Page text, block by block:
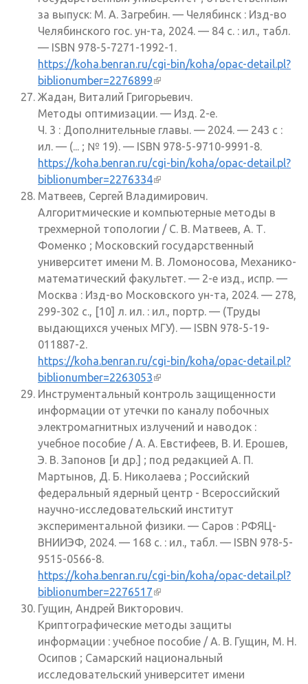
за выпуск: М. А. Загребин. — Челябинск : Изд-во
Челябинского гос. ун-та, 2024. — 84 с. : ил., табл.
— ISBN 978-5-7271-1992-1.
https://koha.benran.ru/cgi-bin/koha/opac-detail.pl?
biblionumber=2276899(внешняя ссылка)
Жадан, Виталий Григорьевич.
Методы оптимизации. — Изд. 2-е.
Ч. 3 : Дополнительные главы. — 2024. — 243 с :
ил. — (... ; № 19). — ISBN 978-5-9710-9991-8.
https://koha.benran.ru/cgi-bin/koha/opac-detail.pl?
biblionumber=2276334(внешняя ссылка)
Матвеев, Сергей Владимирович.
Алгоритмические и компьютерные методы в
трехмерной топологии / С. В. Матвеев, А. Т.
Фоменко ; Московский государственный
университет имени М. В. Ломоносова, Механико-
математический факультет. — 2-е изд., испр. —
Москва : Изд-во Московского ун-та, 2024. — 278,
299-302 с., [10] л. ил. : ил., портр. — (Труды
выдающихся ученых МГУ). — ISBN 978-5-19-
011887-2.
https://koha.benran.ru/cgi-bin/koha/opac-detail.pl?
biblionumber=2263053(внешняя ссылка)
Инструментальный контроль защищенности
информации от утечки по каналу побочных
электромагнитных излучений и наводок :
учебное пособие / А. А. Евстифеев, В. И. Ерошев,
Э. В. Запонов [и др.] ; под редакцией А. П.
Мартынов, Д. Б. Николаева ; Российский
федеральный ядерный центр - Всероссийский
научно-исследовательский институт
экспериментальной физики. — Саров : РФЯЦ-
ВНИИЭФ, 2024. — 168 с. : ил., табл. — ISBN 978-5-
9515-0566-8.
https://koha.benran.ru/cgi-bin/koha/opac-detail.pl?
biblionumber=2276517(внешняя ссылка)
Гущин, Андрей Викторович.
Криптографические методы защиты
информации : учебное пособие / А. В. Гущин, М. Н.
Осипов ; Самарский национальный
исследовательский университет имени